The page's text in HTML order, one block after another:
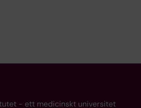
- ett medicinskt universitet